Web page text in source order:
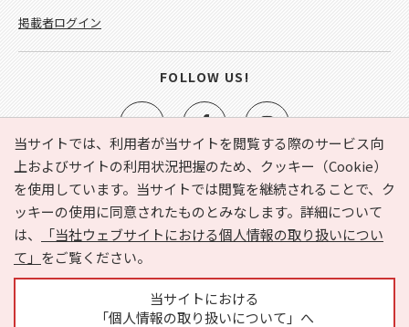
当サイトでは、利用者が当サイトを閲覧する際のサービス向
上およびサイトの利用状況把握のため、クッキー（Cookie）
を使用しています。当サイトでは閲覧を継続されることで、ク
ッキーの使用に同意されたものとみなします。詳細について
は、
「当社ウェブサイトにおける個人情報の取り扱いについ
て」 をご覧ください。
当サイトにおける
「個人情報の取り扱いについて」へ
e-NAVITA（イーナビタ）とは？ お気に入り
ヘルプ
利用規約
個人情報の取り扱いについて
運営会社
サイトマップ
広告掲載に関するお問い合わせ
掲載者ログイン
FOLLOW US!